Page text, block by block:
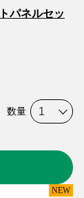
パネルセッ
数量
NEW